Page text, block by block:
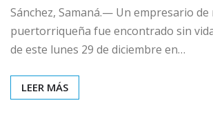
Sánchez, Samaná.— Un empresario de
puertorriqueña fue encontrado sin
de este lunes 29 de diciembre en…
LEER MÁS